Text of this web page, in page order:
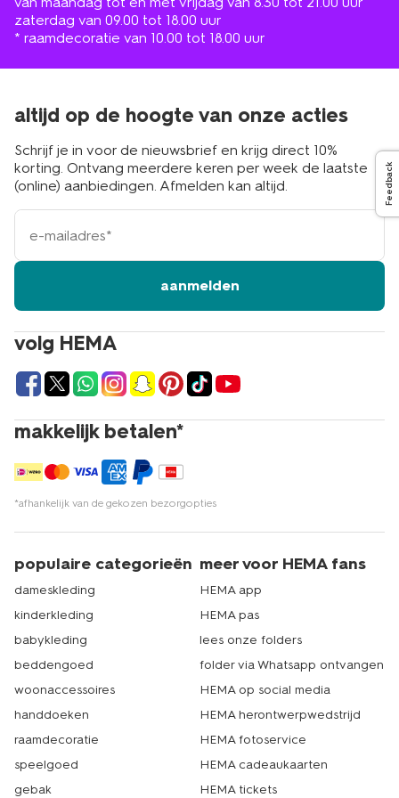
zaterdag van 09.00 tot 18.00 uur
* raamdecoratie van 10.00 tot 18.00 uur
volg HEMA
makkelijk betalen*
*afhankelijk van de gekozen bezorgopties
altijd op de hoogte van onze acties
Schrijf je in voor de nieuwsbrief en krijg direct 10%
korting. Ontvang meerdere keren per week de laatste
(online) aanbiedingen. Afmelden kan altijd.
e-
mailadres
aanmelden
populaire categorieën
dameskleding
kinderkleding
babykleding
beddengoed
woonaccessoires
handdoeken
raamdecoratie
speelgoed
gebak
meer voor HEMA fans
HEMA app
HEMA pas
lees onze folders
folder via Whatsapp ontvangen
HEMA op social media
HEMA herontwerpwedstrijd
HEMA fotoservice
HEMA cadeaukaarten
HEMA tickets
Feedback